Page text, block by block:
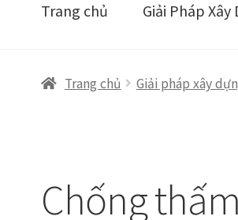
Trang chủ Giải Pháp Xây
Trang chủ Giải pháp xây
Chống